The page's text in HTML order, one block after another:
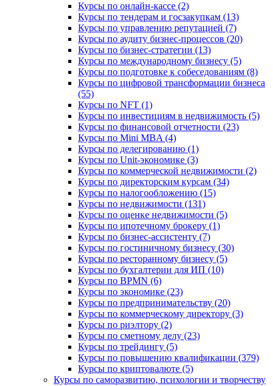
Курсы по онлайн-кассе (2)
Курсы по тендерам и госзакупкам (13)
Курсы по управлению репутацией (7)
Курсы по аудиту бизнес-процессов (20)
Курсы по бизнес-стратегии (13)
Курсы по международному бизнесу (5)
Курсы по подготовке к собеседованиям (8)
Курсы по цифровой трансформации бизнеса
(55)
Курсы по NFT (1)
Курсы по инвестициям в недвижимость (5)
Курсы по финансовой отчетности (23)
Курсы по Mini MBA (4)
Курсы по делегированию (1)
Курсы по Unit-экономике (3)
Курсы по коммерческой недвижимости (2)
Курсы по директорским курсам (34)
Курсы по налогообложению (15)
Курсы по недвижимости (131)
Курсы по оценке недвижимости (5)
Курсы по ипотечному брокеру (1)
Курсы по бизнес-ассистенту (7)
Курсы по гостиничному бизнесу (30)
Курсы по ресторанному бизнесу (5)
Курсы по бухгалтерии для ИП (10)
Курсы по BPMN (6)
Курсы по экономике (23)
Курсы по предпринимательству (20)
Курсы по коммерческому директору (3)
Курсы по риэлтору (2)
Курсы по сметному делу (23)
Курсы по трейдингу (5)
Курсы по повышению квалификации (379)
Курсы по криптовалюте (5)
Курсы по саморазвитию, психологии и творчеству